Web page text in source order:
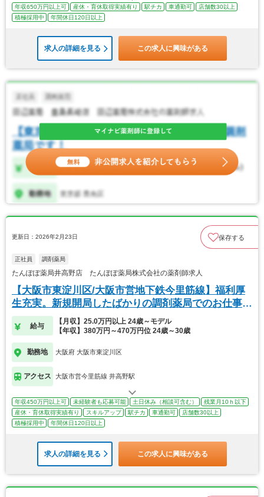
年収650万円以上可 産休・育休取得実績有り 駅チカ 車通勤可
店舗数30以上
積極採用中
年間休日120日以上
求人の詳細を見る この求人に興味がある
更新日：2026年2月23日 保存する
正社員 調剤薬局
たんぽぽ薬局井高野店 たんぽぽ薬局株式会社の薬剤師求人
【大阪市東淀川区/大阪市営地下鉄今里筋線】福利厚
生充実。新規開局したばかりの調剤薬局でのお仕事で
す。
給与
【月収】25.0万円以上 24歳～モデル
【年収】380万円～470万円位 24歳～30歳
勤務地 大阪府 大阪市東淀川区
アクセス 大阪市営今里筋線 井高野駅
年収450万円以上可 未経験者も応募可能 土日休み（相談可含む）
残業月10ｈ以下
産休・育休取得実績有り
スキルアップ 駅チカ 車通勤可
店舗数30以上
積極採用中
年間休日120日以上
求人の詳細を見る この求人に興味がある